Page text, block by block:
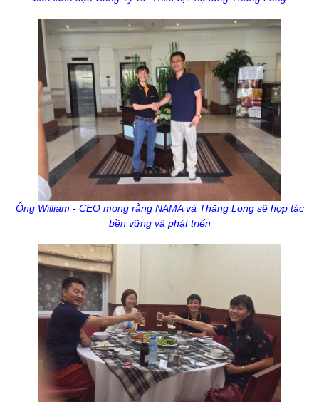
Ông William - CEO mong rằng NAMA và Thăng Long sẽ hợp tác
bền vững và phát triển